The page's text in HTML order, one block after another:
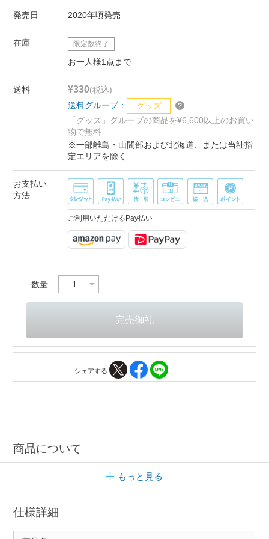
発売日 2020年頃発売
在庫 限定数終了
お一人様1点まで
送料 ¥330(税込)
送料グループ：
グッズ
「グッズ」グループの商品を¥6,600以上のお買い
物で無料
※一部離島・山間部および北海道、または当社指
定エリアを除く
お支払い
方法
ご利用いただけるPay払い
数量
シェアする
商品について
もっと見る
仕様詳細